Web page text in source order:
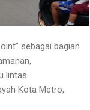
sebagai bagian
lintas
Kota Metro,